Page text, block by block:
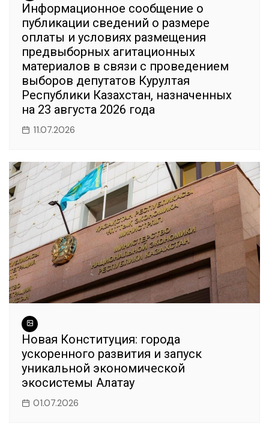
Информационное сообщение о
публикации сведений о размере
оплаты и условиях размещения
предвыборных агитационных
материалов в связи с проведением
выборов депутатов Курултая
Республики Казахстан, назначенных
на 23 августа 2026 года
11.07.2026
Новая Конституция: города
ускоренного развития и запуск
уникальной экономической
экосистемы Алатау
01.07.2026